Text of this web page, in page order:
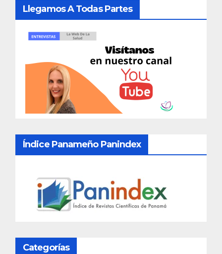
Llegamos A Todas Partes
Índice Panameño Panindex
Categorías